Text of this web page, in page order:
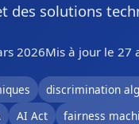
des solutions
2026Mis à jour le 27
discrimination
AI Act fairness